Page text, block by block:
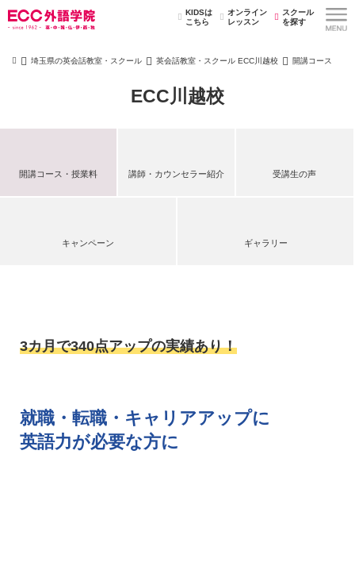
KIDSは
こちら
オンライン
レッスン
スクール
を探す
埼玉県の英会話教室・スクール 英会話教室・スクール ECC川越校 開講コース
ECC川越校
開講コース・授業料 講師・カウンセラー紹介 受講生の声
キャンペーン ギャラリー
3カ月で340点アップの実績あり！
就職・転職・キャリアアップに
英語力が必要な方に